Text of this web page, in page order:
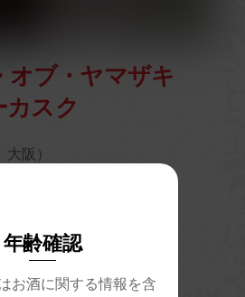
年齢確認
お酒に関する情報を含
オブ・ヤマザキ
カスク
大阪）